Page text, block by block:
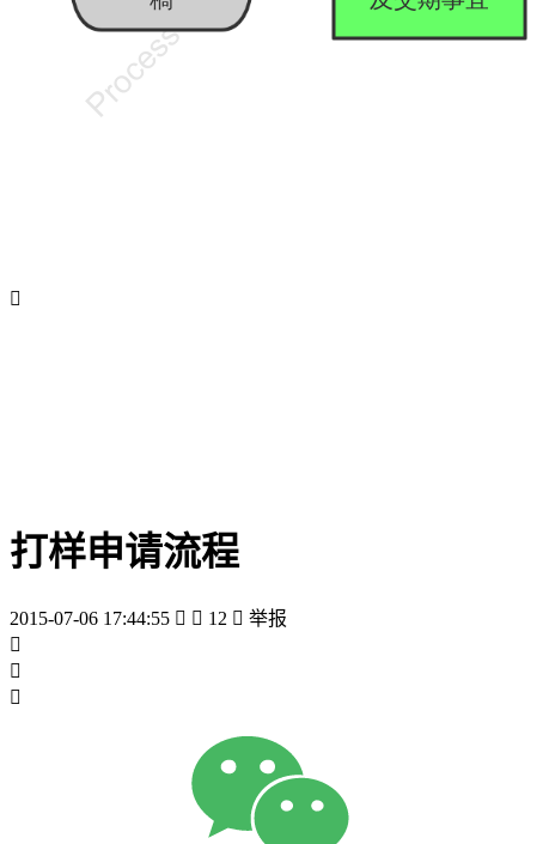

打样申请流程
2015-07-06 17:44:55   12  举报


